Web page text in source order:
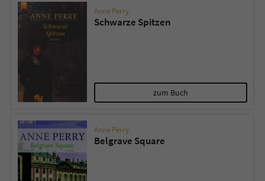
Anne Perry
Schwarze Spitzen
zum Buch
Anne Perry
Belgrave Square